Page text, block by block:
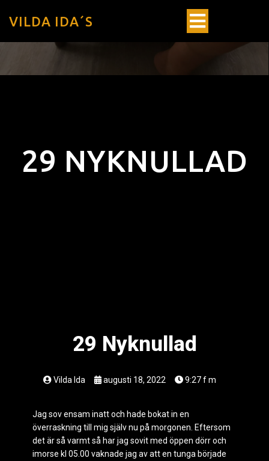
VILDA IDA´S
29 NYKNULLAD
29 Nyknullad
Vilda Ida augusti 18, 2022 9:27 f m
Jag sov ensam inatt och hade bokat in en
överraskning till mig själv nu på morgonen. Eftersom
det är så varmt så har jag sovit med öppen dörr och
imorse kl 05.00 vaknade jag av att en tunga började